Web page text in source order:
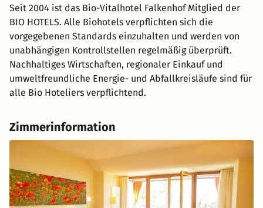
Seit 2004 ist das Bio-Vitalhotel Falkenhof Mitglied der
BIO HOTELS. Alle Biohotels verpflichten sich die
vorgegebenen Standards einzuhalten und werden von
unabhängigen Kontrollstellen regelmäßig überprüft.
Nachhaltiges Wirtschaften, regionaler Einkauf und
umweltfreundliche Energie- und Abfallkreisläufe sind für
alle Bio Hoteliers verpflichtend.
Zimmerinformation